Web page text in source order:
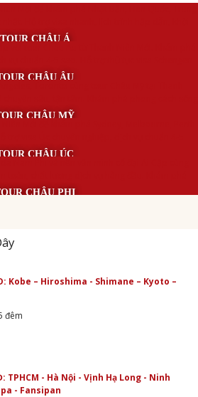
TOUR CHÂU Á
CHÂU ÂU
CHÂU MỸ
CHÂU ÚC
CHÂU PHI
Kobe – Hiroshima - Shimane – Kyoto –
đêm
TPHCM - Hà Nội - Vịnh Hạ Long - Ninh
- Fansipan